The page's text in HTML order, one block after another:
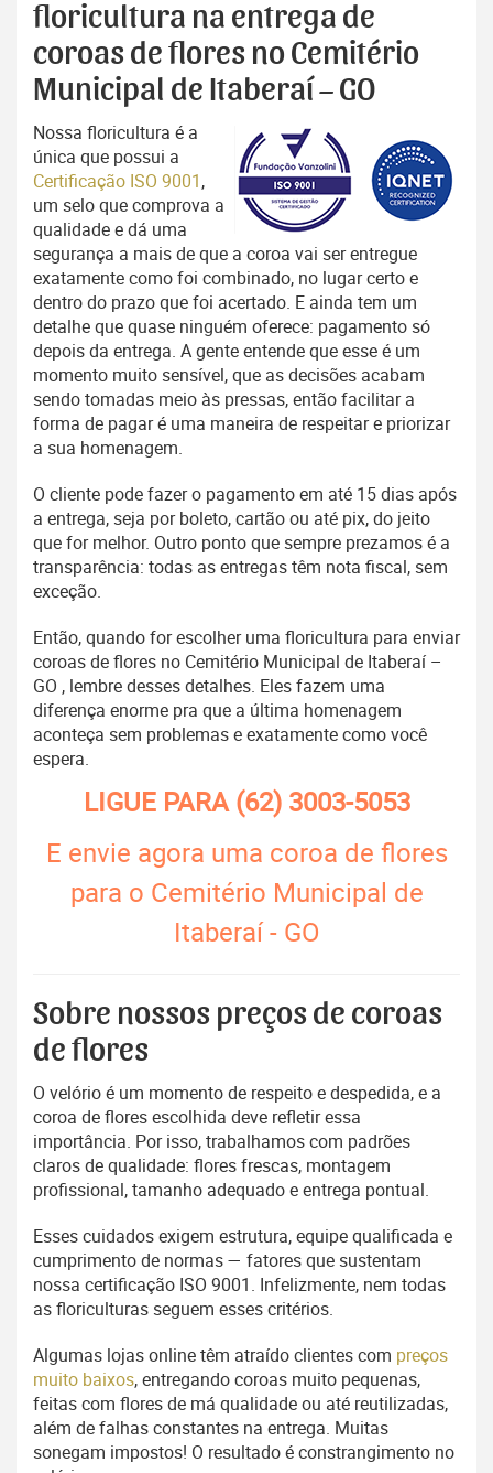
floricultura na entrega de
coroas de flores no Cemitério
Municipal de Itaberaí – GO
Nossa floricultura é a
única que possui a
Certificação ISO 9001,
um selo que comprova a
qualidade e dá uma
segurança a mais de que a coroa vai ser entregue
exatamente como foi combinado, no lugar certo e
dentro do prazo que foi acertado. E ainda tem um
detalhe que quase ninguém oferece: pagamento só
depois da entrega. A gente entende que esse é um
momento muito sensível, que as decisões acabam
sendo tomadas meio às pressas, então facilitar a
forma de pagar é uma maneira de respeitar e priorizar
a sua homenagem.
O cliente pode fazer o pagamento em até 15 dias após
a entrega, seja por boleto, cartão ou até pix, do jeito
que for melhor. Outro ponto que sempre prezamos é a
transparência: todas as entregas têm nota fiscal, sem
exceção.
Então, quando for escolher uma floricultura para enviar
coroas de flores no Cemitério Municipal de Itaberaí –
GO , lembre desses detalhes. Eles fazem uma
diferença enorme pra que a última homenagem
aconteça sem problemas e exatamente como você
espera.
LIGUE PARA(62) 3003-5053
E envie agora uma coroa de flores
para o Cemitério Municipal de
Itaberaí - GO
Sobre nossos preços de coroas
de flores
O velório é um momento de respeito e despedida, e a
coroa de flores escolhida deve refletir essa
importância. Por isso, trabalhamos com padrões
claros de qualidade: flores frescas, montagem
profissional, tamanho adequado e entrega pontual.
Esses cuidados exigem estrutura, equipe qualificada e
cumprimento de normas — fatores que sustentam
nossa certificação ISO 9001. Infelizmente, nem todas
as floriculturas seguem esses critérios.
Algumas lojas online têm atraído clientes com preços
muito baixos, entregando coroas muito pequenas,
feitas com flores de má qualidade ou até reutilizadas,
além de falhas constantes na entrega. Muitas
sonegam impostos! O resultado é constrangimento no